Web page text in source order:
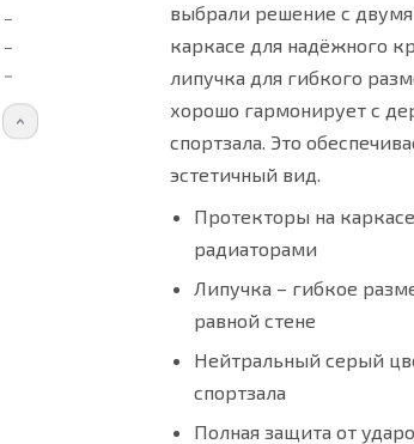
Крепление липучка на
выбрали решение с
каркасе для надёжного
липучка для гибкого
хорошо гармонирует с
спортзала. Это
эстетичный вид.
Протекторы на
радиаторами
Липучка – гибкое
равной стене
Нейтральный серый
спортзала
Полная защита от